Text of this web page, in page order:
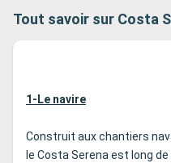
Tout savoir sur Costa
1-Le navire
Construit aux chantiers
le Costa Serena est long